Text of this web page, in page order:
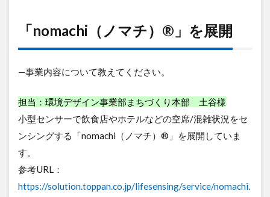
導
事
「nomachi（ノ
マチ）®」を
展開
3
ッ
ト
ワ
「nomachi（ノマチ）®」を展開
—事業内容について教えてください。
担当：環境デザイン事業部まちづくり本部 土谷様
小型センサーで飲食店やホテルなどの空席/混雑状況をセ
ンシングする「nomachi（ノマチ）®」を展開していま
す。
参考URL：
https://solution.toppan.co.jp/lifesensing/service/nomachi.